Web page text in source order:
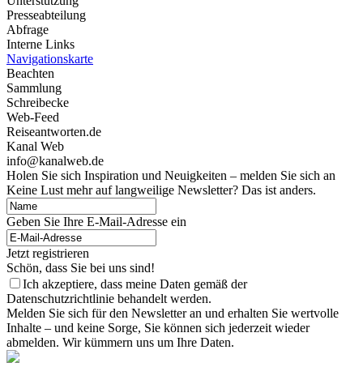
Presseabteilung
Abfrage
Interne Links
Navigationskarte
Beachten
Sammlung
Schreibecke
Web-Feed
Reiseantworten.de
Kanal Web
info@kanalweb.de
Holen Sie sich Inspiration und Neuigkeiten – melden Sie sich an
Keine Lust mehr auf langweilige Newsletter? Das ist anders.
Geben Sie Ihre E-Mail-Adresse ein
Jetzt registrieren
Schön, dass Sie bei uns sind!
Ich akzeptiere, dass meine Daten gemäß der
Datenschutzrichtlinie behandelt werden.
Melden Sie sich für den Newsletter an und erhalten Sie wertvolle
Inhalte – und keine Sorge, Sie können sich jederzeit wieder
abmelden. Wir kümmern uns um Ihre Daten.